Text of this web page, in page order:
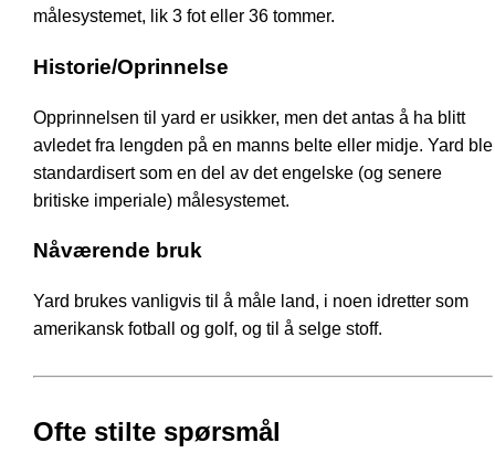
målesystemet, lik 3 fot eller 36 tommer.
Historie/Oprinnelse
Opprinnelsen til yard er usikker, men det antas å ha blitt
avledet fra lengden på en manns belte eller midje. Yard ble
standardisert som en del av det engelske (og senere
britiske imperiale) målesystemet.
Nåværende bruk
Yard brukes vanligvis til å måle land, i noen idretter som
amerikansk fotball og golf, og til å selge stoff.
Ofte stilte spørsmål